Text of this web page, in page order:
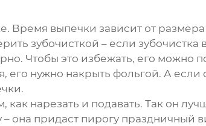
Время выпечки зависит от
зубочисткой – если зубочистка
Чтобы это избежать, его можно
нужно накрыть фольгой. А если
нарезать и подавать. Так он
она придаст пирогу праздничный